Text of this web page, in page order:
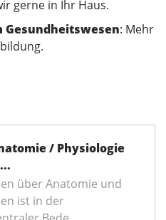
gerne in Ihr Haus.
Gesundheitswesen: Mehr
/ Physiologie
über Anatomie und
ist in der